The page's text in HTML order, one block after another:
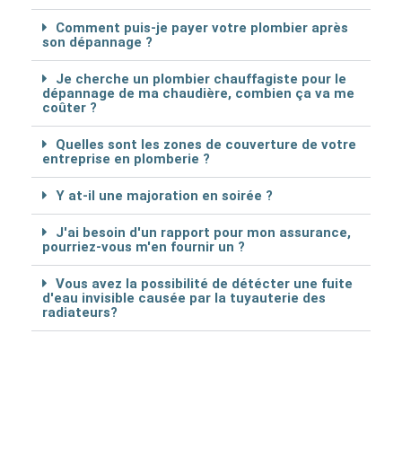
Comment puis-je payer votre plombier après
son dépannage ?
Je cherche un plombier chauffagiste pour le
dépannage de ma chaudière, combien ça va me
coûter ?
Quelles sont les zones de couverture de votre
entreprise en plomberie ?
Y at-il une majoration en soirée ?
J'ai besoin d'un rapport pour mon assurance,
pourriez-vous m'en fournir un ?
Vous avez la possibilité de détécter une fuite
d'eau invisible causée par la tuyauterie des
radiateurs?